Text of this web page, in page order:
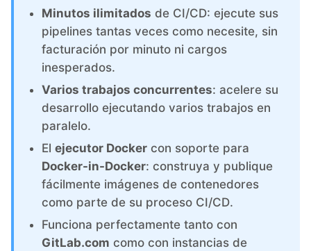
Code-Hero
Directus
Docker
Elasticsearch
GitLab
GitLab Runner
Minutos ilimitados de CI/CD: ejecute sus
pipelines tantas veces como necesite, sin
facturación por minuto ni cargos
inesperados.
Varios trabajos concurrentes: acelere su
desarrollo ejecutando varios trabajos en
paralelo.
El ejecutor Docker con soporte para
Docker-in-Docker: construya y publique
fácilmente imágenes de contenedores
como parte de su proceso CI/CD.
Funciona perfectamente tanto con
GitLab.com como con instancias de